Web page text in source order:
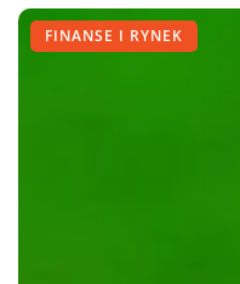
FINANSE I RYNEK